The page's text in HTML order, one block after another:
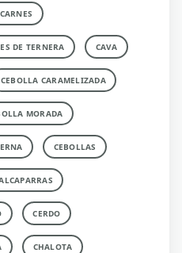
CARNES
DE TERNERA CAVA
CEBOLLA CARAMELIZADA
MORADA
CEBOLLAS
CERDO
CHALOTA